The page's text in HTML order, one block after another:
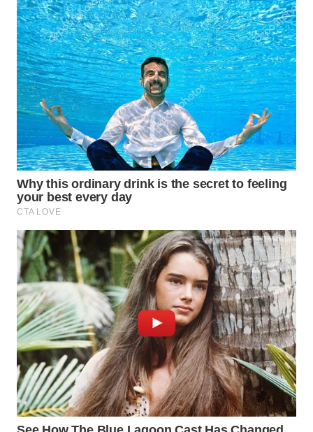
WN
PRIANGAN
TIMUR
WN
SEMARANG
WN
SOLO
WN
BOROBUDUR
WN
MADURA
WN
SURABAYA
WN
NATUNA
WN
BINTAN